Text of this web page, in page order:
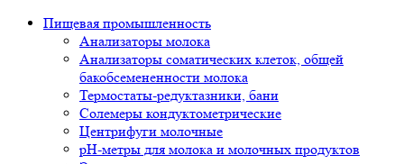
Пищевая промышленность
Анализаторы молока
Анализаторы соматических клеток, общей
бакобсемененности молока
Термостаты-редуктазники, бани
Солемеры кондуктометрические
Центрифуги молочные
pH-метры для молока и молочных продуктов